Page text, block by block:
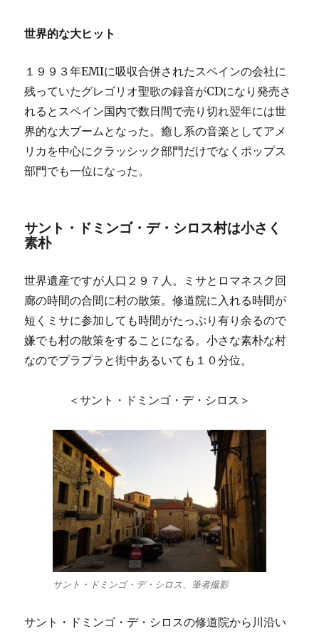
世界的な大ヒット
１９９３年EMIに吸収合併されたスペインの会社に
残っていたグレゴリオ聖歌の録音がCDになり発売さ
れるとスペイン国内で数日間で売り切れ翌年には世
界的な大ブームとなった。癒し系の音楽としてアメ
リカを中心にクラッシック部門だけでなくポップス
部門でも一位になった。
サント・ドミンゴ・デ・シロス村は小さく
素朴
世界遺産ですが人口２９７人。ミサとロマネスク回
廊の時間の合間に村の散策。修道院に入れる時間が
短くミサに参加しても時間がたっぷり有り余るので
嫌でも村の散策をすることになる。小さな素朴な村
なのでプラプラと街中あるいても１０分位。
＜サント・ドミンゴ・デ・シロス＞
サント・ドミンゴ・デ・シロス、筆者撮影
サント・ドミンゴ・デ・シロスの修道院から川沿い